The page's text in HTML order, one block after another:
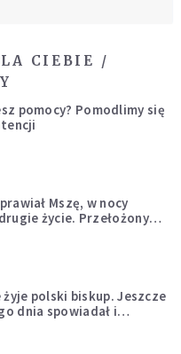
CIEBIE /
pomocy? Pomodlimy się
Mszę, w nocy
życie. Przełożony
zakon
żyje polski biskup. Jeszcze
dnia spowiadał i
świętą